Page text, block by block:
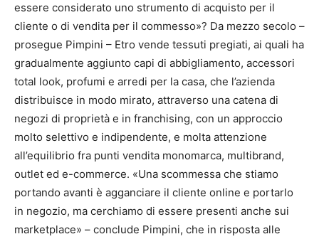
essere considerato uno strumento di acquisto per il
cliente o di vendita per il commesso»? Da mezzo secolo –
prosegue Pimpini – Etro vende tessuti pregiati, ai quali ha
gradualmente aggiunto capi di abbigliamento, accessori
total look, profumi e arredi per la casa, che l’azienda
distribuisce in modo mirato, attraverso una catena di
negozi di proprietà e in franchising, con un approccio
molto selettivo e indipendente, e molta attenzione
all’equilibrio fra punti vendita monomarca, multibrand,
outlet ed e-commerce. «Una scommessa che stiamo
portando avanti è agganciare il cliente online e portarlo
in negozio, ma cerchiamo di essere presenti anche sui
marketplace» – conclude Pimpini, che in risposta alle